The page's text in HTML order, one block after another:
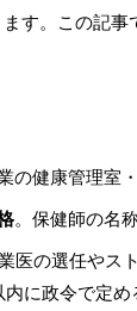
す。この記
の健康管理室
。保健師の名
医の選任やス
に政令で定め